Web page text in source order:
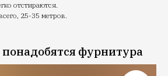
отстираются.
25-35 метров.
фурнитура